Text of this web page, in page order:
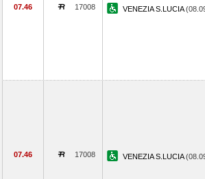
07.46 17008 VENEZIA S.LUCIA
07.46 17008 VENEZIA S.LUCIA